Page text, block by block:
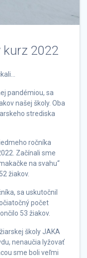
kurz 2022
pandémiou, sa
našej školy. Oba
strediska
ročníka
Začínali sme
na svahu“
žiakov.
sa uskutočnil
počet
53 žiakov.
školy JAKA
nenaučia lyžovať
sme boli veľmi